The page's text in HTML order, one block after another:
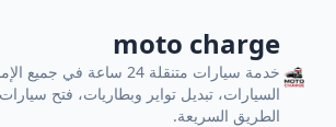
moto charge
خدمة سيارات متنقلة 24 ساعة في
السيارات، تبديل تواير وبطاريات، فتح
الطريق السريعة.